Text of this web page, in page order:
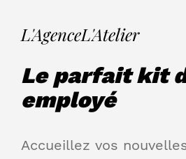
L'AgenceL'Atelier
Le parfait kit
employé
Accueillez vos